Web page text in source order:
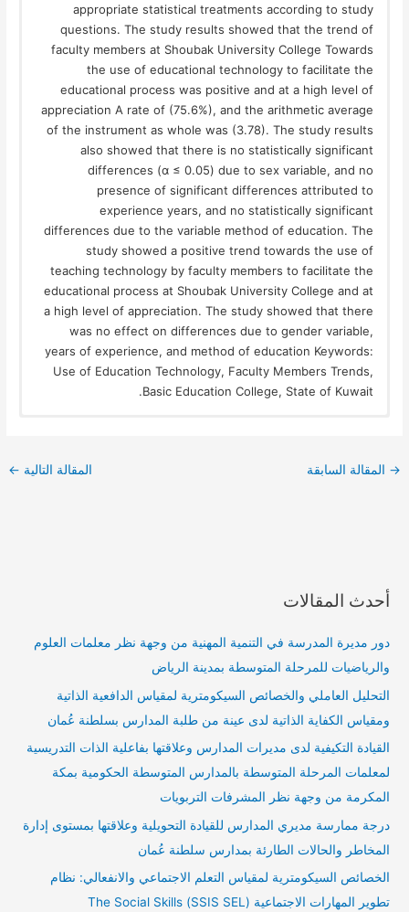
appropriate statistical treatments according to study
questions. The study results showed that the trend of
faculty members at Shoubak University College Towards
the use of educational technology to facilitate the
educational process was positive and at a high level of
appreciation A rate of (75.6%), and the arithmetic average
of the instrument as whole was (3.78). The study results
also showed that there is no statistically significant
differences (α ≤ 0.05) due to sex variable, and no
presence of significant differences attributed to
experience years, and no statistically significant
differences due to the variable method of education. The
study showed a positive trend towards the use of
teaching technology by faculty members to facilitate the
educational process at Shoubak University College and at
a high level of appreciation. The study showed that there
was no effect on differences due to gender variable,
years of experience, and method of education Keywords:
Use of Education Technology, Faculty Members Trends,
Basic Education College, State of Kuwait.
→ المقالة السابقة المقالة التالية ←
أحدث المقالات
دور مديرة المدرسة في التنمية المهنية من وجهة نظر معلمات العلوم
والرياضيات للمرحلة المتوسطة بمدينة الرياض
التحليل العاملي والخصائص السيكومترية لمقياس الدافعية الذاتية
ومقياس الكفاية الذاتية لدى عينة من طلبة المدارس بسلطنة عُمان
القيادة التكيفية لدى مديرات المدارس وعلاقتها بفاعلية الذات التدريسية
لمعلمات المرحلة المتوسطة بالمدارس المتوسطة الحكومية بمكة
المكرمة من وجهة نظر المشرفات التربويات
درجة ممارسة مديري المدارس للقيادة التحويلية وعلاقتها بمستوى إدارة
المخاطر والحالات الطارئة بمدارس سلطنة عُمان
الخصائص السيكومترية لمقياس التعلم الاجتماعي والانفعالي: نظام
تطوير المهارات الاجتماعية (SSIS SEL) The Social Skills